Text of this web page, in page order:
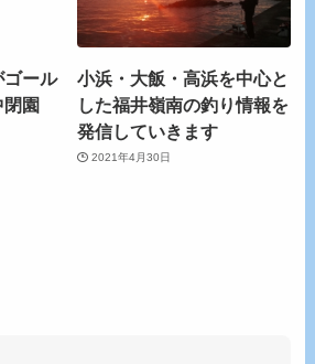
ゴール
園
小浜・大飯・高浜を中心と
した福井嶺南の釣り情報を
発信していきます
2021年4月30日